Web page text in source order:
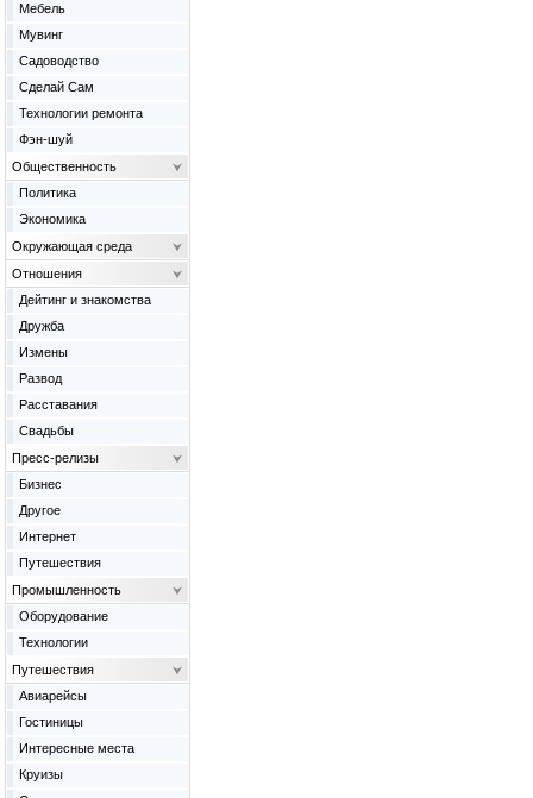
Мебель
Мувинг
Садоводство
Сделай Сам
Технологии ремонта
Фэн-шуй
Общественность
Политика
Экономика
Окружающая среда
Отношения
Дейтинг и знакомства
Дружба
Измены
Развод
Расставания
Свадьбы
Пресс-релизы
Бизнес
Другое
Интернет
Путешествия
Промышленность
Оборудование
Технологии
Путешествия
Авиарейсы
Гостиницы
Интересные места
Круизы